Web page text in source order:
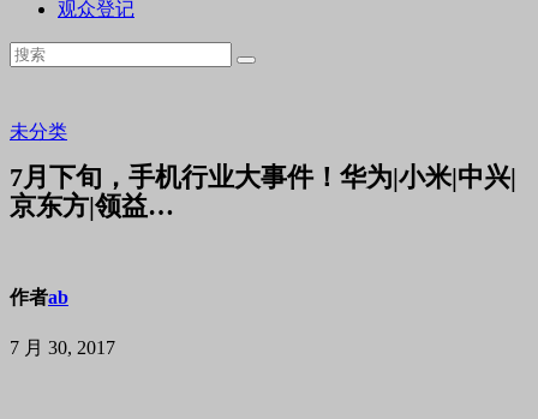
观众登记
未分类
7月下旬，手机行业大事件！华为|小米|中兴|
京东方|领益…
作者ab
7 月 30, 2017